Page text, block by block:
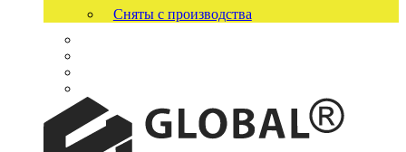
Сняты с производства